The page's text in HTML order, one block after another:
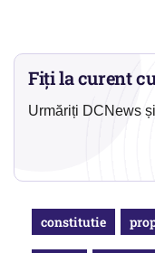
Fiți la curent
Urmăriți DCNews
constitutie